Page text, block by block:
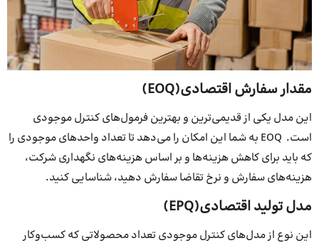
مقدار سفارش اقتصادی(EOQ)
این مدل یکی از قدیمی‌ترین و بهترین فرمول‌های کنترل موجودی
است. EOQ به شما این امکان را می‌دهد تا تعداد واحدهای موجودی را
که باید برای کاهش هزینه‌ها و بر اساس هزینه‌های نگهداری شرکت،
هزینه‌های سفارش و نرخ تقاضا سفارش دهید، شناسایی کنید.
مدل تولید اقتصادی(EPQ)
این نوع از مدل‌های کنترل موجودی تعداد محصولاتی که کسب‌وکار